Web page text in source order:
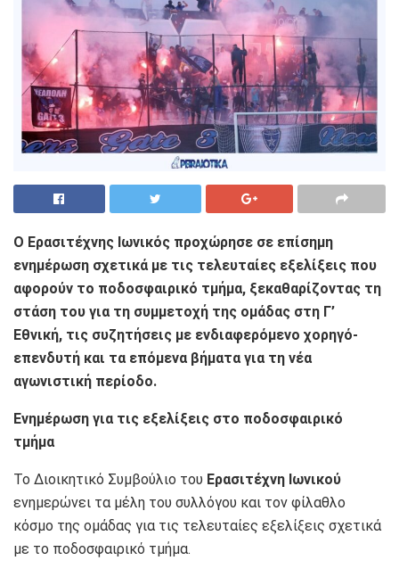
Ο Ερασιτέχνης Ιωνικός προχώρησε σε επίσημη
ενημέρωση σχετικά με τις τελευταίες εξελίξεις που
αφορούν το ποδοσφαιρικό τμήμα, ξεκαθαρίζοντας τη
στάση του για τη συμμετοχή της ομάδας στη Γ’
Εθνική, τις συζητήσεις με ενδιαφερόμενο χορηγό-
επενδυτή και τα επόμενα βήματα για τη νέα
αγωνιστική περίοδο.
Ενημέρωση για τις εξελίξεις στο ποδοσφαιρικό
τμήμα
Το Διοικητικό Συμβούλιο του Ερασιτέχνη Ιωνικού
ενημερώνει τα μέλη του συλλόγου και τον φίλαθλο
κόσμο της ομάδας για τις τελευταίες εξελίξεις σχετικά
με το ποδοσφαιρικό τμήμα.